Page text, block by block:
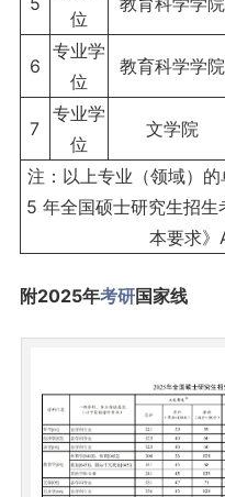
位
6
专业学
位
教育科学学院
7
专业学
位
文学院
注：以上专业（领域）
5 年全国硕士研究生招
本要求》
附2025年考研国家线